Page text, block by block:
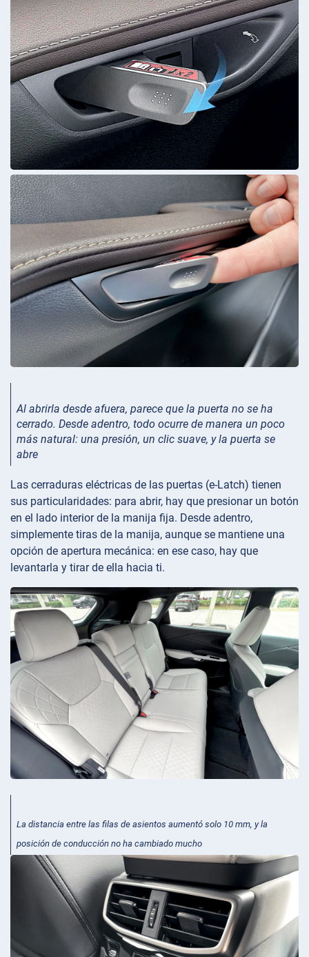
Al abrirla desde afuera, parece que la puerta no se ha
cerrado. Desde adentro, todo ocurre de manera un poco
más natural: una presión, un clic suave, y la puerta se
abre
Las cerraduras eléctricas de las puertas (e-Latch) tienen
sus particularidades: para abrir, hay que presionar un botón
en el lado interior de la manija fija. Desde adentro,
simplemente tiras de la manija, aunque se mantiene una
opción de apertura mecánica: en ese caso, hay que
levantarla y tirar de ella hacia ti.
La distancia entre las filas de asientos aumentó solo 10 mm, y la
posición de conducción no ha cambiado mucho